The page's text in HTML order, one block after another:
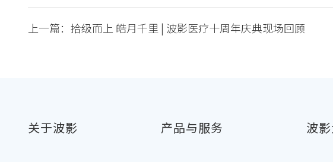
上一篇：拾级而上 皓月千里 | 波影医疗十周年庆典现场回顾
关于波影 产品与服务 波